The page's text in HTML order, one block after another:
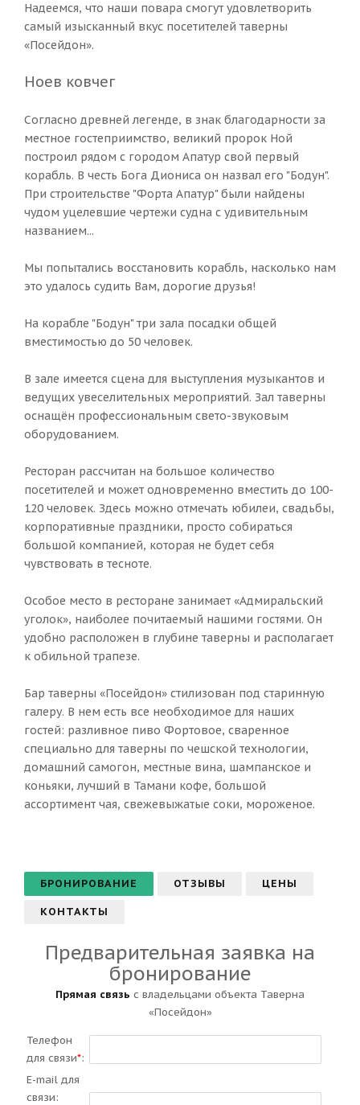
Надеемся, что наши повара смогут удовлетворить
самый изысканный вкус посетителей таверны
«Посейдон».
Ноев ковчег
Согласно древней легенде, в знак благодарности за
местное гостеприимство, великий пророк Ной
построил рядом с городом Апатур свой первый
корабль. В честь Бога Диониса он назвал его "Бодун".
При строительстве "Форта Апатур" были найдены
чудом уцелевшие чертежи судна с удивительным
названием...
Мы попытались восстановить корабль, насколько нам
это удалось судить Вам, дорогие друзья!
На корабле "Бодун" три зала посадки общей
вместимостью до 50 человек.
В зале имеется сцена для выступления музыкантов и
ведущих увеселительных мероприятий. Зал таверны
оснащён профессиональным свето-звуковым
оборудованием.
Ресторан рассчитан на большое количество
посетителей и может одновременно вместить до 100-
120 человек. Здесь можно отмечать юбилеи, свадьбы,
корпоративные праздники, просто собираться
большой компанией, которая не будет себя
чувствовать в тесноте.
Особое место в ресторане занимает «Адмиральский
уголок», наиболее почитаемый нашими гостями. Он
удобно расположен в глубине таверны и располагает
к обильной трапезе.
Бар таверны «Посейдон» стилизован под старинную
галеру. В нем есть все необходимое для наших
гостей: разливное пиво Фортовое, сваренное
специально для таверны по чешской технологии,
домашний самогон, местные вина, шампанское и
коньяки, лучший в Тамани кофе, большой
ассортимент чая, свежевыжатые соки, мороженое.
БРОНИРОВАНИЕ ОТЗЫВЫ ЦЕНЫ
КОНТАКТЫ
Предварительная заявка на
бронирование
Прямая связь с владельцами объекта Таверна
«Посейдон»
Телефон
для связи*:
E-mail для
связи: